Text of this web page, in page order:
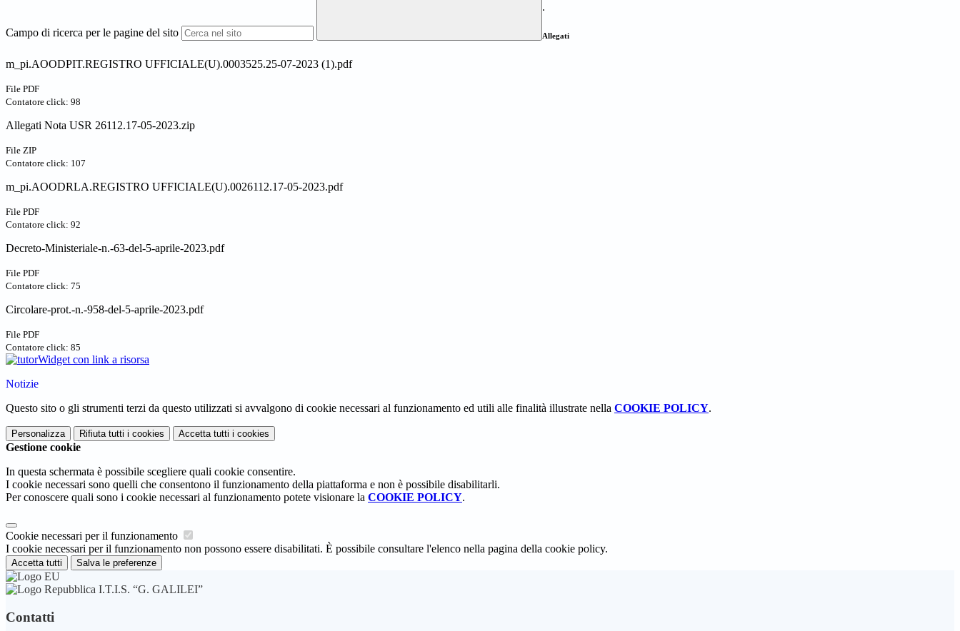
Campo di ricerca per le pagine del sito
.
Allegati
m_pi.AOODPIT.REGISTRO UFFICIALE(U).0003525.25-07-2023 (1).pdf
File PDF
Contatore click: 98
Allegati Nota USR 26112.17-05-2023.zip
File ZIP
Contatore click: 107
m_pi.AOODRLA.REGISTRO UFFICIALE(U).0026112.17-05-2023.pdf
File PDF
Contatore click: 92
Decreto-Ministeriale-n.-63-del-5-aprile-2023.pdf
File PDF
Contatore click: 75
Circolare-prot.-n.-958-del-5-aprile-2023.pdf
File PDF
Contatore click: 85
Widget con link a risorsa
Notizie
Questo sito o gli strumenti terzi da questo utilizzati si avvalgono di cookie necessari al funzionamento ed utili alle finalità illustrate nella COOKIE POLICY.
Personalizza Rifiuta tutti i cookies Accetta tutti i cookies
Gestione cookie
In questa schermata è possibile scegliere quali cookie consentire.
I cookie necessari sono quelli che consentono il funzionamento della piattaforma e non è possibile disabilitarli.
Per conoscere quali sono i cookie necessari al funzionamento potete visionare la COOKIE POLICY.
Cookie necessari per il funzionamento
I cookie necessari per il funzionamento non possono essere disabilitati. È possibile consultare l'elenco nella pagina della cookie policy.
Accetta tutti Salva le preferenze
I.T.I.S. “G. GALILEI”
Contatti